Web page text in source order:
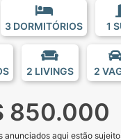
3 DORMITÓRIOS 1
2 LIVINGS 2
850.000
anunciados aqui estão